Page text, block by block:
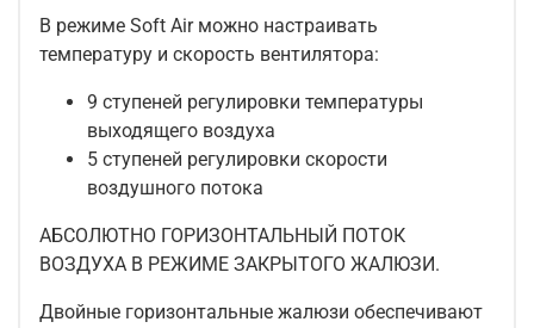
В режиме Soft Air можно настраивать
температуру и скорость вентилятора:
9 ступеней регулировки температуры
выходящего воздуха
5 ступеней регулировки скорости
воздушного потока
АБСОЛЮТНО ГОРИЗОНТАЛЬНЫЙ ПОТОК
ВОЗДУХА В РЕЖИМЕ ЗАКРЫТОГО ЖАЛЮЗИ.
Двойные горизонтальные жалюзи обеспечивают